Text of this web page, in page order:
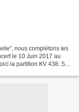
nous complétons les
le 10 Juin 2017 au
la partition KV 438: Se